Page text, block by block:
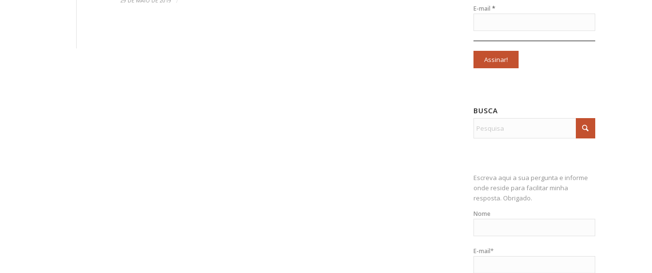
E-mail*
BUSCA
Escreva aqui a sua pergunta e informe
onde reside para facilitar minha
resposta. Obrigado.
Nome
E-mail*